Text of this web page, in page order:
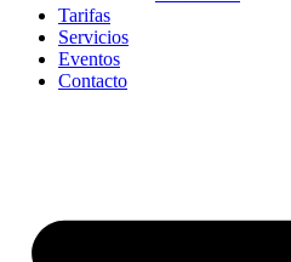
Tarifas
Servicios
Eventos
Contacto